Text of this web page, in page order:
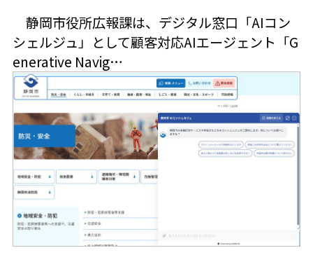
静岡市役所広報課は、デジタル窓口「AIコン
シェルジュ」として顧客対応AIエージェント「G
enerative Navig…